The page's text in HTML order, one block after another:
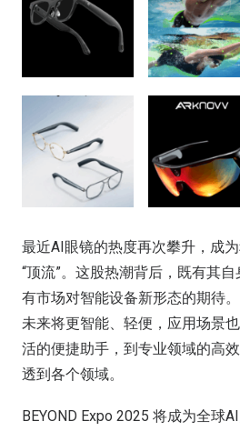
最近AI眼镜的热度再次攀升，成
“顶流”。这股热潮背后，既有其
有市场对智能设备新形态的期待
未来将更智能、轻便，应用场景
活的便捷助手，到专业领域的高
透到各个领域。
BEYOND Expo 2025 将成为全球